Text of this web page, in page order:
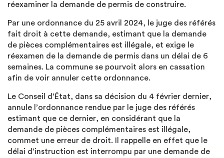
réexaminer la demande de permis de construire.
Par une ordonnance du 25 avril 2024, le juge des référés
fait droit à cette demande, estimant que la demande
de pièces complémentaires est illégale, et exige le
réexamen de la demande de permis dans un délai de 6
semaines. La commune se pourvoit alors en cassation
afin de voir annuler cette ordonnance.
Le Conseil d’État, dans sa décision du 4 février dernier,
annule l’ordonnance rendue par le juge des référés
estimant que ce dernier, en considérant que la
demande de pièces complémentaires est illégale,
commet une erreur de droit. Il rappelle en effet que le
délai d’instruction est interrompu par une demande de